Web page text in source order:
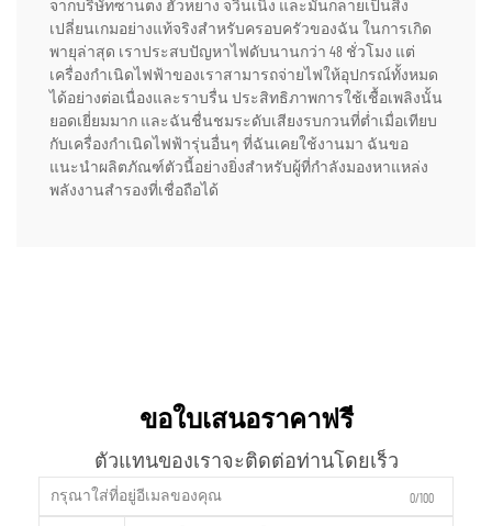
จากบริษัทซานตง ฮัวหยาง จวินเนิง และมันกลายเป็นสิ่ง
เปลี่ยนเกมอย่างแท้จริงสำหรับครอบครัวของฉัน ในการเกิด
พายุล่าสุด เราประสบปัญหาไฟดับนานกว่า 48 ชั่วโมง แต่
เครื่องกำเนิดไฟฟ้าของเราสามารถจ่ายไฟให้อุปกรณ์ทั้งหมด
ได้อย่างต่อเนื่องและราบรื่น ประสิทธิภาพการใช้เชื้อเพลิงนั้น
ยอดเยี่ยมมาก และฉันชื่นชมระดับเสียงรบกวนที่ต่ำเมื่อเทียบ
กับเครื่องกำเนิดไฟฟ้ารุ่นอื่นๆ ที่ฉันเคยใช้งานมา ฉันขอ
แนะนำผลิตภัณฑ์ตัวนี้อย่างยิ่งสำหรับผู้ที่กำลังมองหาแหล่ง
พลังงานสำรองที่เชื่อถือได้
ขอใบเสนอราคาฟรี
ตัวแทนของเราจะติดต่อท่านโดยเร็ว
0/100